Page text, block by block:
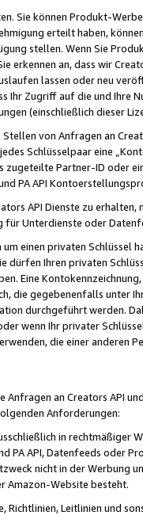
Sie können Produkt-
erteilt haben,
stellen. Wenn Sie
erkennen an, dass wir
lassen oder neu
Ihr Zugriff auf die und Ihre
(einschließlich dieser
von Anfragen an
Schlüsselpaar eine
zugeteilte Partner-ID oder
PA API
API Dienste zu
für Unterdienste oder
einen privaten
dürfen Ihren privaten
Eine
die gegebenenfalls unter
durchgeführt werden.
wenn Ihr privater
die einer anderen
Anfragen an Creators API
Anforderungen:
in rechtmäßiger
PA API, Datenfeeds oder
nicht in der Werbung
Amazon-Website besteht.
Richtlinien, Leitlinien und